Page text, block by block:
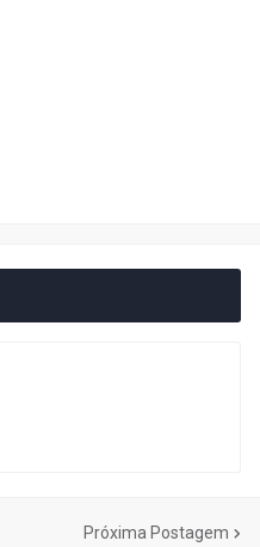
Próxima Postagem